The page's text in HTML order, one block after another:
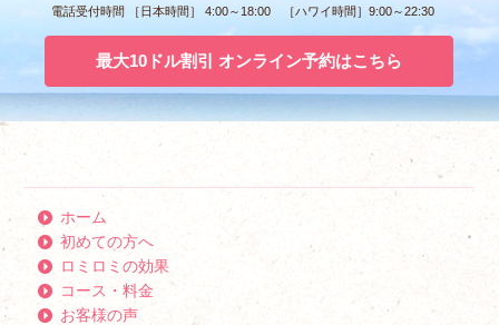
電話受付時間 ［日本時間］ 4:00～18:00 ［ハワイ時間］9:00～22:30
最大10ドル割引 オンライン予約はこちら
ホーム
初めての方へ
ロミロミの効果
コース・料金
お客様の声